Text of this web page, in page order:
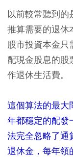
以前較常聽到的
推算需要的退休
股市投資本金
配現金股息的股
作退休生活費。
這個算法的最大
年都穩定的配發
法完全忽略了通
退休金，每年領